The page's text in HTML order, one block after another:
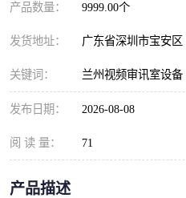
产品数量： 9999.00个
发货地址： 广东省深圳市宝安区
关键词： 兰州视频审讯室设备
发布日期： 2026-08-08
阅 读 量： 71
产品描述